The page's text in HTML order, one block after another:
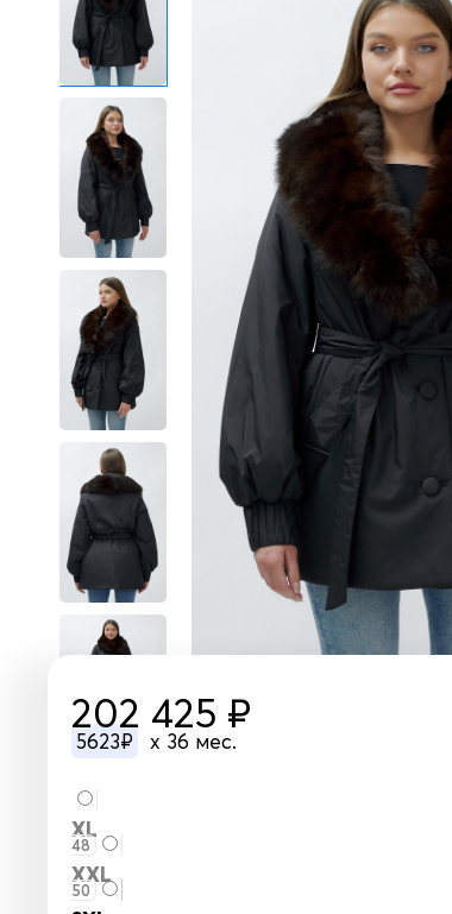
202 425 ₽
5623₽ x 36 мес.
XL
48
XXL
50